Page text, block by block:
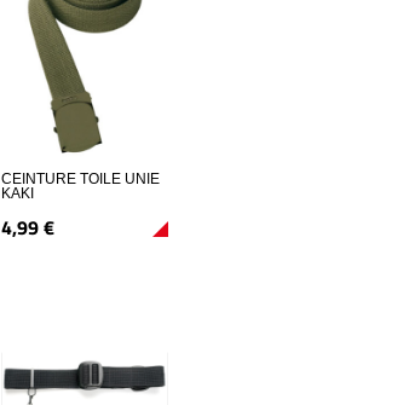
CEINTURE TOILE UNIE
KAKI
4,99€